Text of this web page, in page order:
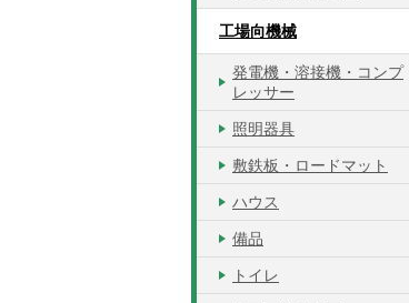
工場向機械
発電機・溶接機・コンプ
レッサー
照明器具
敷鉄板・ロードマット
ハウス
備品
トイレ